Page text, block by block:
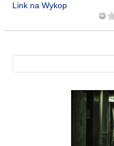
Link na Wykop